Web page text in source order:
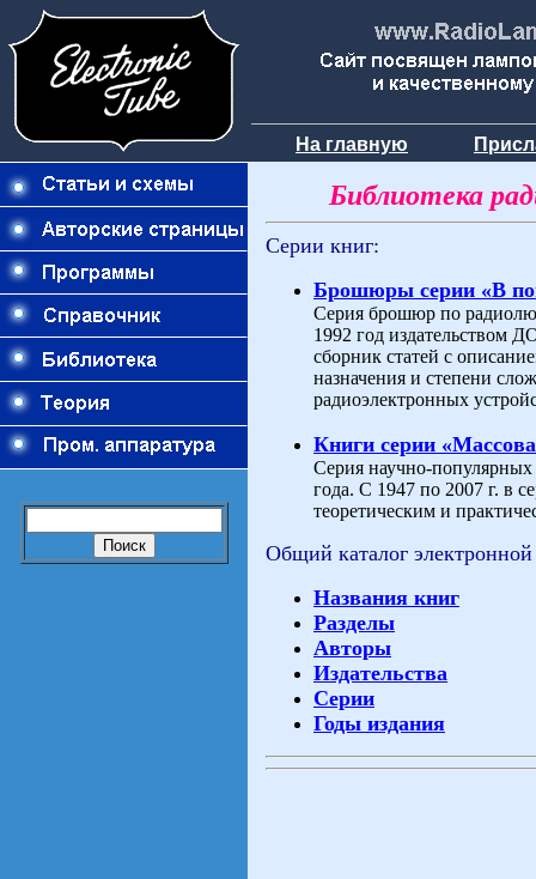
На главную
Библиотека
Серии книг:
Брошюры серии «В
Серия брошюр по
1992 год издательством
сборник статей с
назначения и степени
радиоэлектронных
Книги серии
Серия научно-
года. С 1947 по 2007 г. в
теоретическим и
Общий каталог
Названия книг
Разделы
Авторы
Издательства
Серии
Годы издания